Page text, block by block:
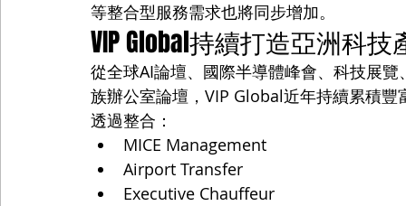
等整合型服務需求也將同步增加。
VIP Global持續打造亞洲科
從全球AI論壇、國際半導體峰會、科技展
族辦公室論壇，VIP Global近年持續累積豐
透過整合：
MICE Management
Airport Transfer
Executive Chauffeur